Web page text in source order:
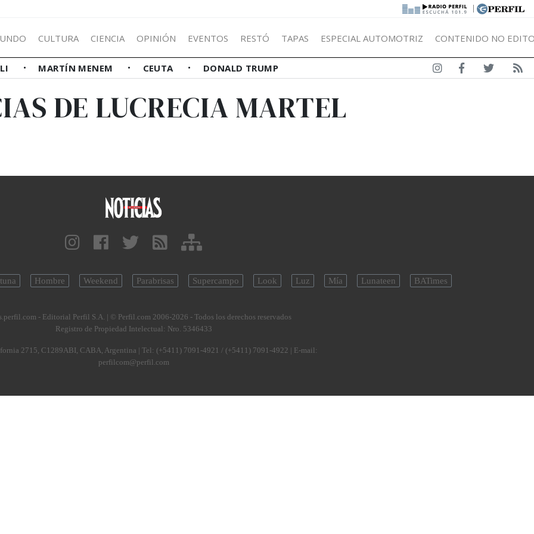
|
CULTURA CIENCIA OPINIÓN EVENTOS RESTÓ TAPAS ESPECIAL AUTOMOTRIZ CONTENIDO NO
MARTÍN MENEM CEUTA DONALD TRUMP
DE LUCRECIA MARTEL
Hombre Weekend Parabrisas Supercampo Look Luz Mía Lunateen BATimes
- Editorial Perfil S.A. | © Perfil.com 2006-2026 - Todos los derechos reservados
Registro de Propiedad Intelectual: Nro. 5346433
2715, C1289ABI, CABA, Argentina | Tel: (+5411) 7091-4921 / (+5411) 7091-4922 | E-mail:
perfilcom@perfil.com